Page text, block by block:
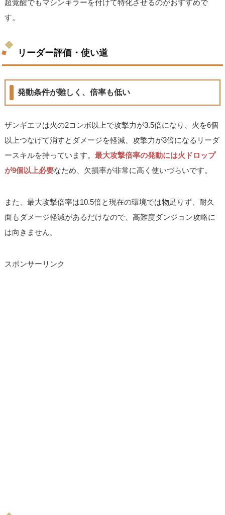
超覚醒でもマシンキラーを付けて特化させるのがおすすめで
す。
リーダー評価・使い道
発動条件が難しく、倍率も低い
ザンギエフは火の2コンボ以上で攻撃力が3.5倍になり、火を6個
以上つなげて消すとダメージを軽減、攻撃力が3倍になるリーダ
ースキルを持っています。最大攻撃倍率の発動には火ドロップ
が9個以上必要なため、欠損率が非常に高く使いづらいです。
また、最大攻撃倍率は10.5倍と現在の環境では物足りず、耐久
面もダメージ軽減があるだけなので、高難度ダンジョン攻略に
は向きません。
スポンサーリンク